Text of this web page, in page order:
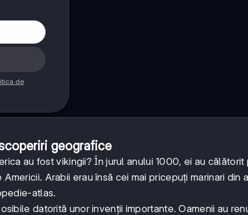
de
geografice
au fost vikingii? În jurul anului 1000, ei au călătorit
Arabii erau însă cei mai pricepuți marinari din
atlas.
datorită unor invenții importante. Oamenii au